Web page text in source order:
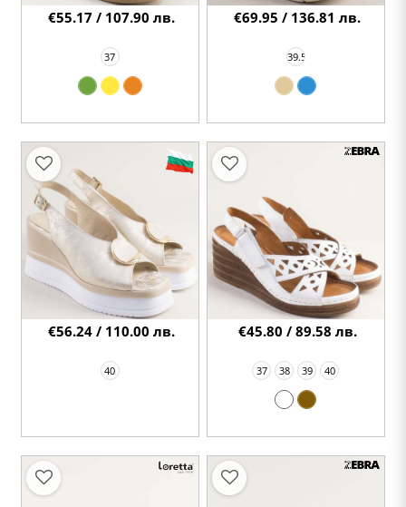
37
€55.17 / 107.90 лв.
39.5
€69.95 / 136.81 лв.
40
€56.24 / 110.00 лв.
37 38 39 40
€45.80 / 89.58 лв.